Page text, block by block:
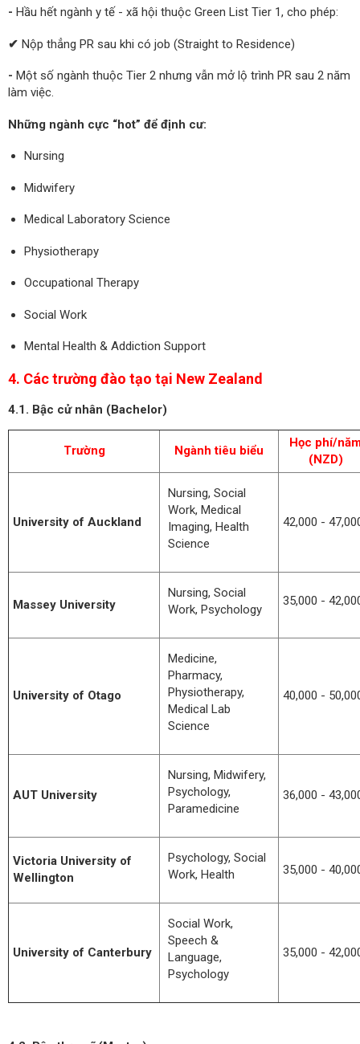
- Hầu hết ngành y tế - xã hội thuộc Green List Tier 1, cho phép:
✔ Nộp thẳng PR sau khi có job (Straight to Residence)
- Một số ngành thuộc Tier 2 nhưng vẫn mở lộ trình PR sau 2 năm
làm việc.
Những ngành cực “hot” để định cư:
Nursing
Midwifery
Medical Laboratory Science
Physiotherapy
Occupational Therapy
Social Work
Mental Health & Addiction Support
4. Các trường đào tạo tại New Zealand
4.1. Bậc cử nhân (Bachelor)
Trường Ngành tiêu biểu
Học phí/
(NZD)
University of Auckland
Nursing, Social
Work, Medical
Imaging, Health
Science
42,000 -
Massey University
Nursing, Social
Work, Psychology
35,000 -
University of Otago
Medicine,
Pharmacy,
Physiotherapy,
Medical Lab
Science
40,000 -
AUT University
Nursing, Midwifery,
Psychology,
Paramedicine
36,000 -
Victoria University of
Wellington
Psychology, Social
Work, Health
35,000 -
University of Canterbury
Social Work,
Speech &
Language,
Psychology
35,000 -